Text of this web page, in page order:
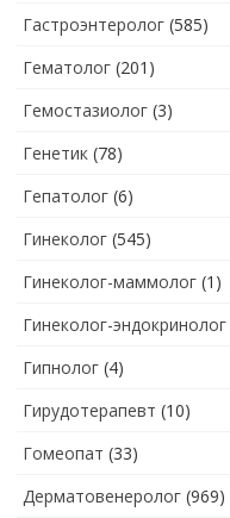
Гастроэнтеролог (585)
Гематолог (201)
Гемостазиолог (3)
Генетик (78)
Гепатолог (6)
Гинеколог (545)
Гинеколог-маммолог (1)
Гинеколог-эндокринолог
Гипнолог (4)
Гирудотерапевт (10)
Гомеопат (33)
Дерматовенеролог (969)